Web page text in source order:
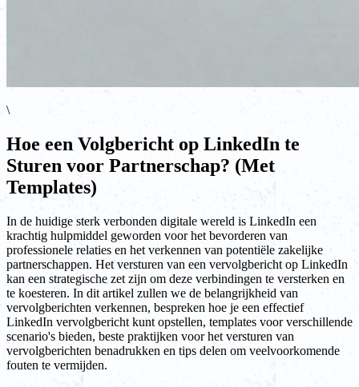
\
Hoe een Volgbericht op LinkedIn te
Sturen voor Partnerschap? (Met
Templates)
In de huidige sterk verbonden digitale wereld is LinkedIn een
krachtig hulpmiddel geworden voor het bevorderen van
professionele relaties en het verkennen van potentiële zakelijke
partnerschappen. Het versturen van een vervolgbericht op LinkedIn
kan een strategische zet zijn om deze verbindingen te versterken en
te koesteren. In dit artikel zullen we de belangrijkheid van
vervolgberichten verkennen, bespreken hoe je een effectief
LinkedIn vervolgbericht kunt opstellen, templates voor verschillende
scenario's bieden, beste praktijken voor het versturen van
vervolgberichten benadrukken en tips delen om veelvoorkomende
fouten te vermijden.